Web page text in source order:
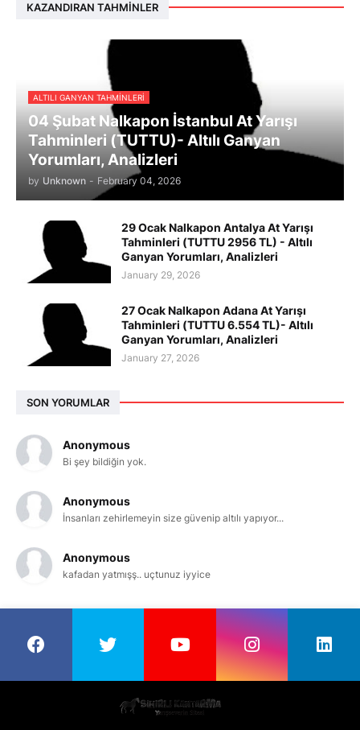
KAZANDIRAN TAHMINLER
ALTILI GANYAN TAHMINLERI
04 Şubat Nalkapon İstanbul At Yarışı
Tahminleri (TUTTU)- Altılı Ganyan
Yorumları, Analizleri
by Unknown - February 04, 2026
29 Ocak Nalkapon Antalya At Yarışı
Tahminleri (TUTTU 2956 TL) - Altılı
Ganyan Yorumları, Analizleri
January 29, 2026
27 Ocak Nalkapon Adana At Yarışı
Tahminleri (TUTTU 6.554 TL)- Altılı
Ganyan Yorumları, Analizleri
January 27, 2026
SON YORUMLAR
Anonymous
Bi şey bildiğin yok.
Anonymous
İnsanları zehirlemeyin size güvenip altılı yapıyor...
Anonymous
kafadan yatmışş.. uçtunuz iyyice